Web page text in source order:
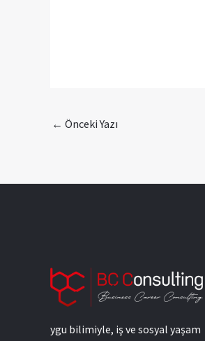
← Önceki Yazı
ygu bilimiyle, iş ve sosyal yaşam